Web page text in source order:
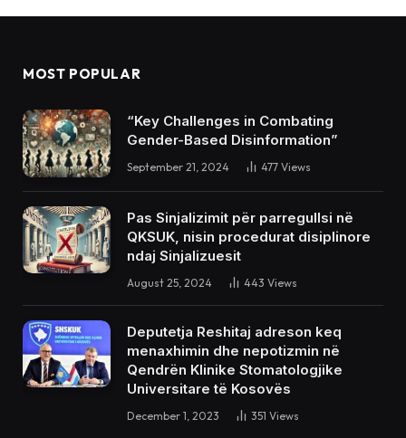
MOST POPULAR
“Key Challenges in Combating
Gender-Based Disinformation”
September 21, 2024 477 Views
Pas Sinjalizimit për parregullsi në
QKSUK, nisin procedurat disiplinore
ndaj Sinjalizuesit
August 25, 2024 443 Views
Deputetja Reshitaj adreson keq
menaxhimin dhe nepotizmin në
Qendrën Klinike Stomatologjike
Universitare të Kosovës
December 1, 2023 351 Views